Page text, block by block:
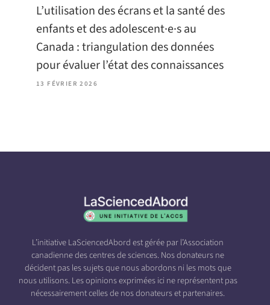
L’utilisation des écrans et la santé des
enfants et des adolescent·e·s au
Canada : triangulation des données
pour évaluer l’état des connaissances
13 FÉVRIER 2026
L’initiative LaSciencedAbord est gérée par l’Association
canadienne des centres de sciences. Nos donateurs ne
décident pas les sujets que nous abordons ni les mots que
nous utilisons. Les opinions exprimées ici ne représentent pas
nécessairement celles de nos donateurs et partenaires.